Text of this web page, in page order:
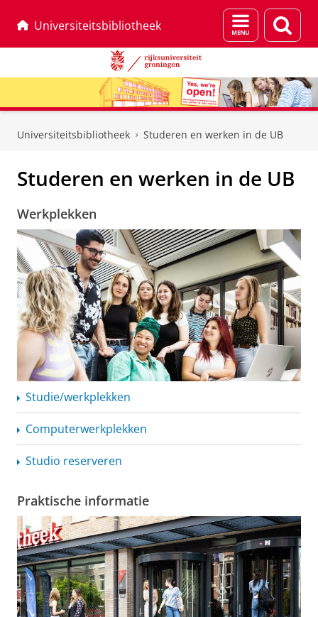
Universiteitsbibliotheek
Menu
en
Universiteitsbibliotheek Studeren en werken in de UB
Studeren en werken in de UB
Werkplekken
Studie/werkplekken
Computerwerkplekken
Studio reserveren
Praktische informatie